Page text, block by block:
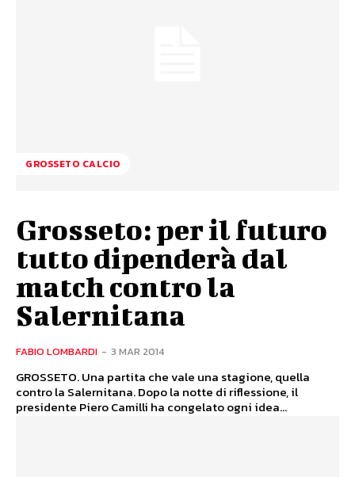
GROSSETO CALCIO
Grosseto: per il futuro
tutto dipenderà dal
match contro la
Salernitana
FABIO LOMBARDI - 3 MAR 2014
GROSSETO. Una partita che vale una stagione, quella
contro la Salernitana. Dopo la notte di riflessione, il
presidente Piero Camilli ha congelato ogni idea...